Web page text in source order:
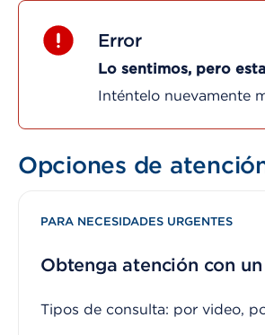
Error
Lo sentimos, pero
Inténtelo nuevamente
Opciones de
PARA NECESIDADES URGENTES
Obtenga atención con
Tipos de consulta: por video,